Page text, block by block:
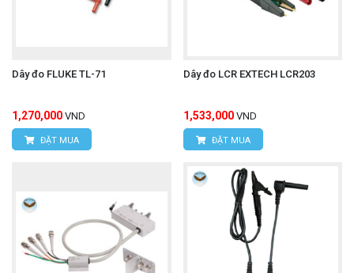
Dây đo FLUKE TL-71
1,270,000 VND
ĐẶT MUA
Dây đo LCR EXTECH LCR203
1,533,000 VND
ĐẶT MUA